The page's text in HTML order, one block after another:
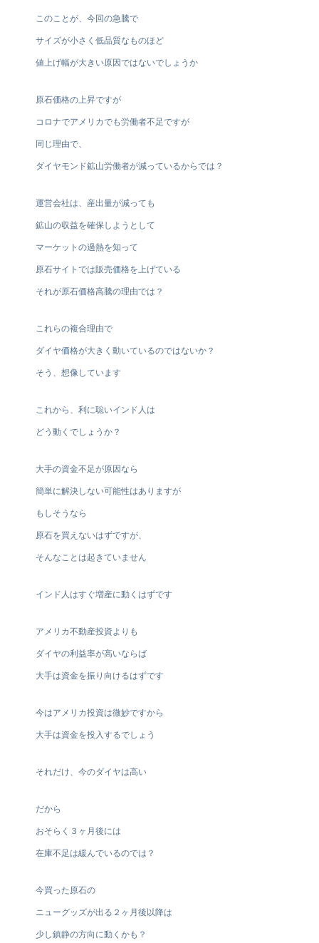
このことが、今回の急騰で
サイズが小さく低品質なものほど
値上げ幅が大きい原因ではないでしょうか
原石価格の上昇ですが
コロナでアメリカでも労働者不足ですが
同じ理由で、
ダイヤモンド鉱山労働者が減っているからでは？
運営会社は、産出量が減っても
鉱山の収益を確保しようとして
マーケットの過熱を知って
原石サイトでは販売価格を上げている
それが原石価格高騰の理由では？
これらの複合理由で
ダイヤ価格が大きく動いているのではないか？
そう、想像しています
これから、利に聡いインド人は
どう動くでしょうか？
大手の資金不足が原因なら
簡単に解決しない可能性はありますが
もしそうなら
原石を買えないはずですが、
そんなことは起きていません
インド人はすぐ増産に動くはずです
アメリカ不動産投資よりも
ダイヤの利益率が高いならば
大手は資金を振り向けるはずです
今はアメリカ投資は微妙ですから
大手は資金を投入するでしょう
それだけ、今のダイヤは高い
だから
おそらく３ヶ月後には
在庫不足は緩んでいるのでは？
今買った原石の
ニューグッズが出る２ヶ月後以降は
少し鎮静の方向に動くかも？